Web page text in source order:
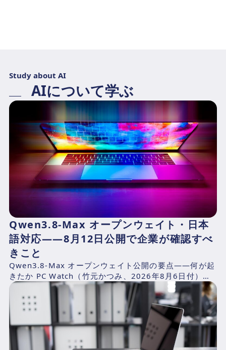
Study about AI
AIについて学ぶ
Qwen3.8-Max オープンウェイト・日本
語対応——8月12日公開で企業が確認すべ
きこと
Qwen3.8-Max オープンウェイト公開の要点——何が起
きたか PC Watch（竹元かつみ、2026年8月6日付）の
報道によれば、AlibabaのQwen...